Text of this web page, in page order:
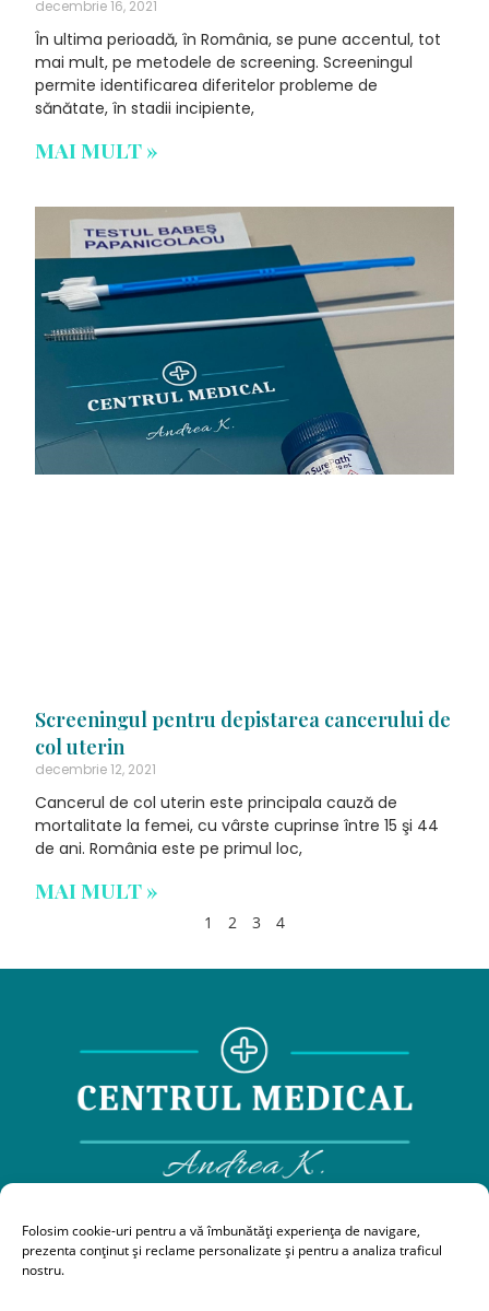
Folosim cookie-uri pentru a vă îmbunătăți experiența de navigare,
prezenta conținut și reclame personalizate și pentru a analiza traficul
nostru.
decembrie 16, 2021
În ultima perioadă, în România, se pune accentul, tot
mai mult, pe metodele de screening. Screeningul
permite identificarea diferitelor probleme de
sănătate, în stadii incipiente,
MAI MULT »
Screeningul pentru depistarea cancerului de
col uterin
decembrie 12, 2021
Cancerul de col uterin este principala cauză de
mortalitate la femei, cu vârste cuprinse între 15 şi 44
de ani. România este pe primul loc,
MAI MULT »
1 2 3 4
0743212371, 0364884309,
0725565099
centrulmedicalandreak@gmail.com